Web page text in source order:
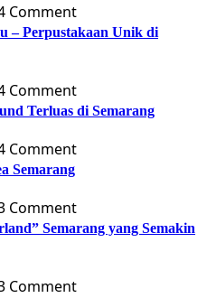
Comment
– Perpustakaan Unik di
Comment
Terluas di Semarang
Comment
Semarang
Comment
Semarang yang Semakin
Comment